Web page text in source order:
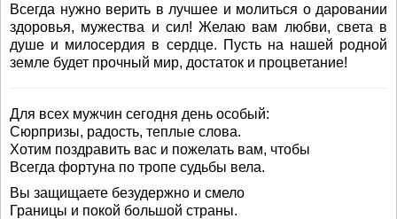
Всегда нужно верить в лучшее и молиться о даровании
здоровья, мужества и сил! Желаю вам любви, света в
душе и милосердия в сердце. Пусть на нашей родной
земле будет прочный мир, достаток и процветание!
Для всех мужчин сегодня день особый:
Сюрпризы, радость, теплые слова.
Хотим поздравить вас и пожелать вам, чтобы
Всегда фортуна по тропе судьбы вела.
Вы защищаете безудержно и смело
Границы и покой большой страны.